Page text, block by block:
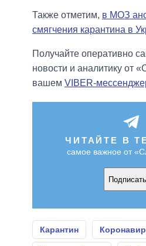
Также отметим, в МОЗ
смягчения карантина в
Получайте оперативно
новости и аналитику от
вашем VIBER-
ЧИТАЙТЕ В
самое важное от
Карантин